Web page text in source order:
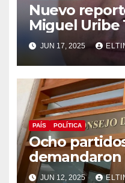
Nuevo
Miguel Uribe
operación de
que fue
JUN 17, 2025
PAÍS POLÍTICA
Ocho
demandaron
consulta
JUN 12, 2025